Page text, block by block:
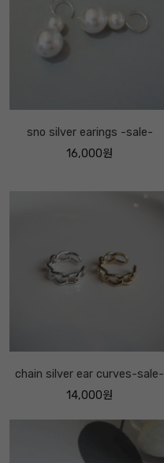
sno silver earings -sale-
16,000원
chain silver ear curves-sale-
14,000원